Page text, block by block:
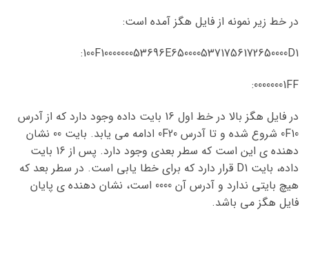
در خط زیر نمونه از فایل هگز آمده است:
100F1000000053696E6500005371756172650000D1:
00000001FF:
در فایل هگز بالا در خط اول 16 بایت داده وجود دارد که از آدرس
0F10 شروع شده و تا آدرس 0F20 ادامه می یابد. بایت 00 نشان
دهنده ی این است که سطر بعدی وجود دارد. پس از 16 بایت
داده، بایت D1 قرار دارد که برای خطا یابی است. در سطر بعد که
هیچ بایتی ندارد و آدرس آن 0000 است، نشان دهنده ی پایان
فایل هگز می باشد.